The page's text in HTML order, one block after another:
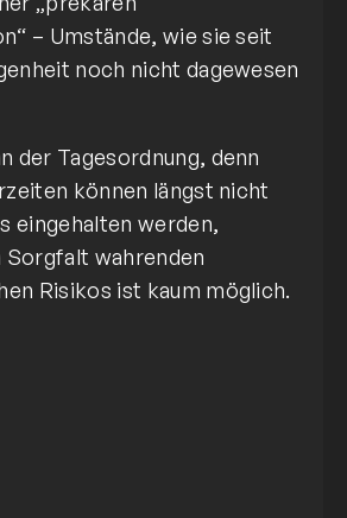
– Umstände, wie sie seit
noch nicht dagewesen
der Tagesordnung, denn
können längst nicht
eingehalten werden,
Sorgfalt wahrenden
Risikos ist kaum möglich.